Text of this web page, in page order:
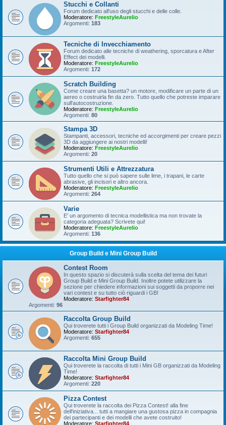
Stucchi e Collanti
Forum dedicato all'uso degli stucchi e delle colle.
Moderatore: FreestyleAurelio
Argomenti: 183
Tecniche di Invecchiamento
Forum dedicato alle tecniche di weathering, sporcatura e After
Effect dei modelli.
Moderatore: FreestyleAurelio
Argomenti: 172
Scratch Building
Come creare una basetta? un motore, modificare un parte di un
aereo o costruirla fin da zero. Tutto quello che potreste imparare
sull'autocostruzione.
Moderatore: FreestyleAurelio
Argomenti: 80
Stampa 3D
Stampanti, accessori, tecniche ed accorgimenti per creare pezzi
3D da aggiungere ai nostri modelli!
Moderatore: FreestyleAurelio
Argomenti: 20
Strumenti Utili e Attrezzatura
Tutto quello che si può sapere sulle lime, i trapani, le carte
abrasive, gli incisori e altro ancora.
Moderatore: FreestyleAurelio
Argomenti: 264
Varie
E' un argomento di tecnica modellistica ma non trovate la
categoria adeguata? Scrivete qui!
Moderatore: FreestyleAurelio
Argomenti: 136
Group Build e Mini Group Build
Contest Room
In questo spazio si discuterà sulla scelta del tema dei futuri
Group Build e Mini Group Build. Inoltre potete utilizzare la
sezione per chiedere informazioni sui soggetti da proporre nei
vari contest e su tutto ciò riguardi i GB!
Moderatore: Starfighter84
Argomenti: 96
Raccolta Group Build
Qui troverete tutti i Group Build organizzati da Modeling Time!
Moderatore: Starfighter84
Argomenti: 655
Raccolta Mini Group Build
Qui troverete la raccolta di tutti i Mini GB organizzati da Modeling
Time!
Moderatore: Starfighter84
Argomenti: 220
Pizza Contest
Qui troverete la raccolta dei Pizza Contest! alla fine
dell'iniziativa... tutti a mangiare una gustosa pizza in compagnia
dei partecipanti e dei modelli che avete costruito!
Moderatore: Starfighter84